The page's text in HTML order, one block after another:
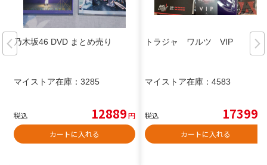
乃木坂46 DVD まとめ売り
マイストア在庫： 3285
税込 12889円
カートに入れる
トラジャ ワルツ VIP
マイストア在庫： 4583
税込 17399
カートに入れる